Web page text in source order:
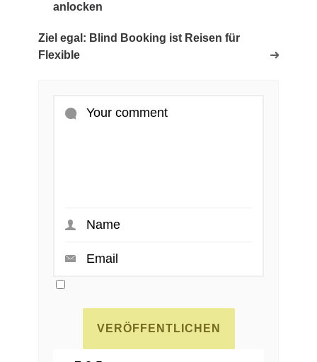
anlocken
Ziel egal: Blind Booking ist Reisen für
Flexible